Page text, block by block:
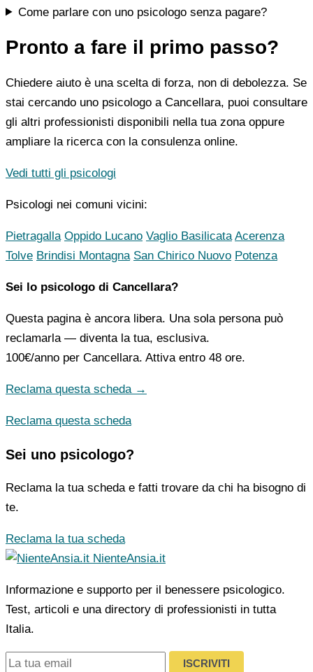
Come parlare con uno psicologo senza pagare?
Pronto a fare il primo passo?
Chiedere aiuto è una scelta di forza, non di debolezza. Se
stai cercando uno psicologo a Cancellara, puoi consultare
gli altri professionisti disponibili nella tua zona oppure
ampliare la ricerca con la consulenza online.
Vedi tutti gli psicologi
Psicologi nei comuni vicini:
Pietragalla Oppido Lucano Vaglio Basilicata Acerenza
Tolve Brindisi Montagna San Chirico Nuovo Potenza
Sei lo psicologo di Cancellara?
Questa pagina è ancora libera. Una sola persona può
reclamarla — diventa la tua, esclusiva.
100€/anno per Cancellara. Attiva entro 48 ore.
Reclama questa scheda →
Reclama questa scheda
Sei uno psicologo?
Reclama la tua scheda e fatti trovare da chi ha bisogno di
te.
Reclama la tua scheda
NienteAnsia.it
Informazione e supporto per il benessere psicologico.
Test, articoli e una directory di professionisti in tutta
Italia.
ISCRIVITI